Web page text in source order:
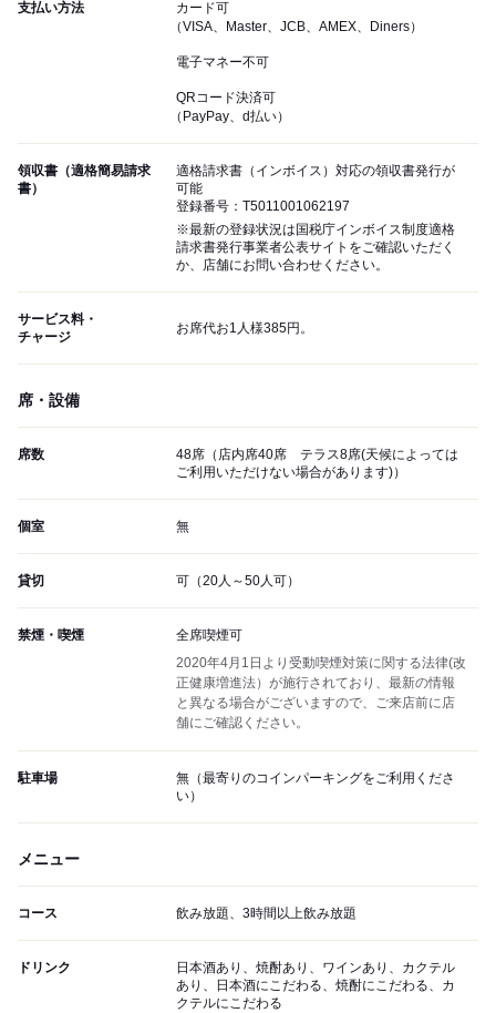
支払い方法
カード可
（VISA、Master、JCB、AMEX、Diners）
電子マネー不可
QRコード決済可
（PayPay、d払い）
領収書（適格簡易請求
書）
適格請求書（インボイス）対応の領収書発行が
可能
登録番号：T5011001062197
※最新の登録状況は国税庁インボイス制度適格
請求書発行事業者公表サイトをご確認いただく
か、店舗にお問い合わせください。
サービス料・
チャージ
お席代お1人様385円。
席・設備
席数
48席（店内席40席 テラス8席(天候によっては
ご利用いただけない場合があります)）
個室 無
貸切 可（20人～50人可）
禁煙・喫煙
全席喫煙可
2020年4月1日より受動喫煙対策に関する法律(改
正健康増進法）が施行されており、最新の情報
と異なる場合がございますので、ご来店前に店
舗にご確認ください。
駐車場
無（最寄りのコインパーキングをご利用くださ
い）
メニュー
コース 飲み放題、3時間以上飲み放題
ドリンク
日本酒あり、焼酎あり、ワインあり、カクテル
あり、日本酒にこだわる、焼酎にこだわる、カ
クテルにこだわる